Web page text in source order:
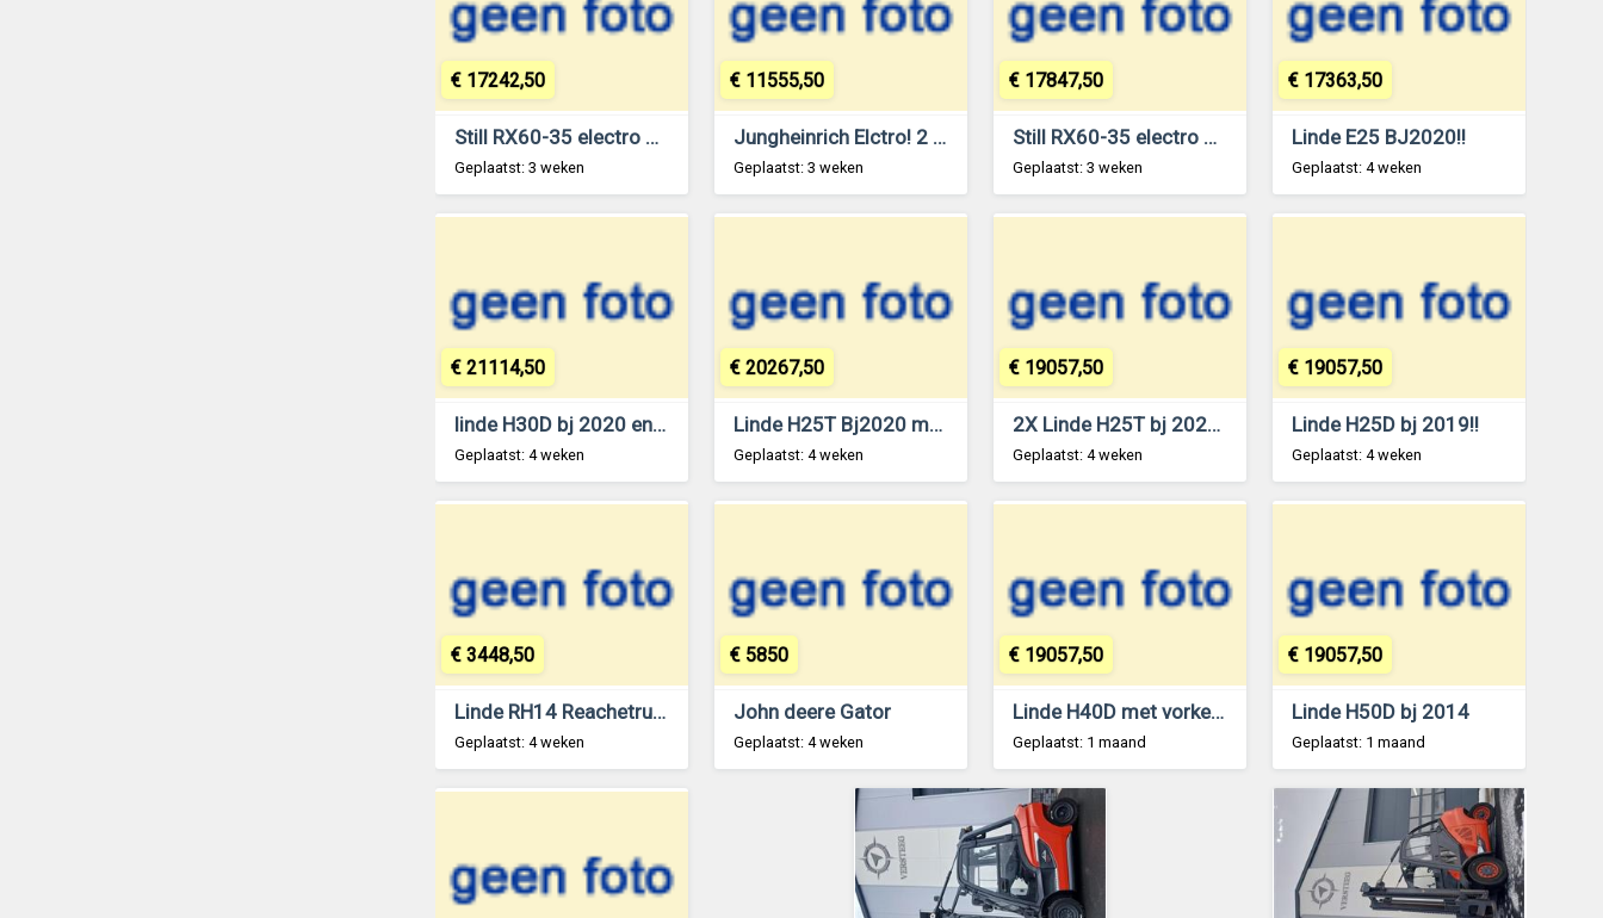
Still RX60-35 electro 3.5ton 6.6m mast en vorkenversteller!!
Geplaatst: 3 weken
€ 17242,50
Jungheinrich Elctro! 2 ton met vorkenversteller Triplo.
Geplaatst: 3 weken
€ 11555,50
Still RX60-35 electro 3.5ton 6.6m mast en vorkenversteller!!
Geplaatst: 3 weken
€ 17847,50
Linde E25 BJ2020!!
Geplaatst: 4 weken
€ 17363,50
linde H30D bj 2020 en 5400mm hoog!!
Geplaatst: 4 weken
€ 21114,50
Linde H25T Bj2020 met maar 3000 uur!!
Geplaatst: 4 weken
€ 20267,50
2X Linde H25T bj 2020 met maar 4627 uur!!
Geplaatst: 4 weken
€ 19057,50
Linde H25D bj 2019!!
Geplaatst: 4 weken
€ 19057,50
Linde RH14 Reachetruck 8.30m mast!!
Geplaatst: 4 weken
€ 3448,50
John deere Gator
Geplaatst: 4 weken
€ 5850
Linde H40D met vorkenversteller en Rotator!!
Geplaatst: 1 maand
€ 19057,50
Linde H50D bj 2014
Geplaatst: 1 maand
€ 19057,50